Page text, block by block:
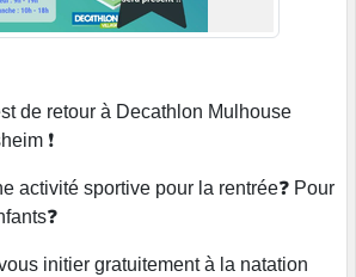
de retour à Decathlon Mulhouse
❗️
activité sportive pour la rentrée❓ Pour
initier gratuitement à la natation